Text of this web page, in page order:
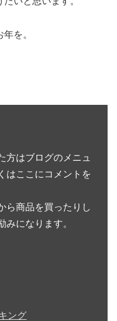
を。
方はブログのメニュ
はここにコメントを
ら商品を買ったりし
みになります。
ング